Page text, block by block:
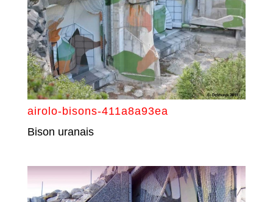
airolo-bisons-411a8a93ea
Bison uranais